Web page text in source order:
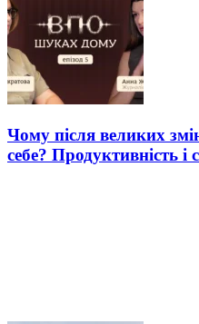
Чому після великих
себе? Продуктивність